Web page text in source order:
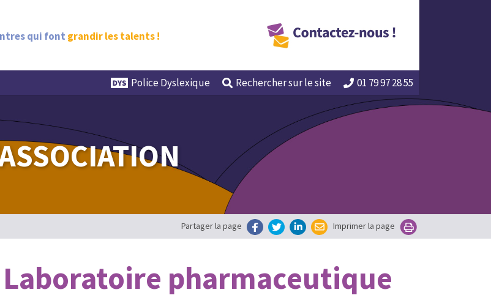
qui font grandir les talents !
Police Dyslexique Recherchersur le site 01 79 97 28 55
Partager la page Imprimer la page
Laboratoire pharmaceutique